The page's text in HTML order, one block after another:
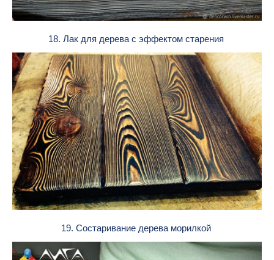
18. Лак для дерева с эффектом старения
19. Состаривание дерева морилкой